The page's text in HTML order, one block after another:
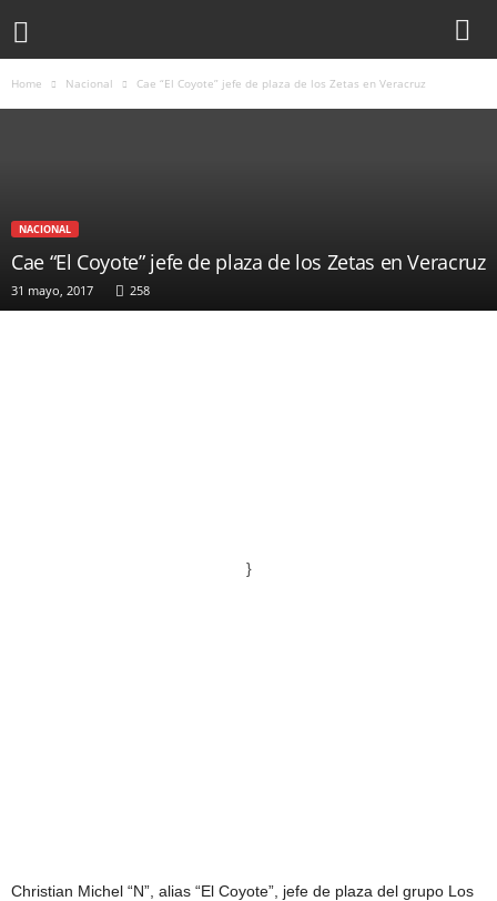
Home Nacional Cae “El Coyote” jefe de plaza de los Zetas en Veracruz
NACIONAL
Cae “El Coyote” jefe de plaza de los Zetas en Veracruz
31 mayo, 2017 258
}
Christian Michel “N”, alias “El Coyote”, jefe de plaza del grupo Los